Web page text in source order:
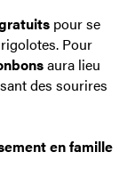
pour se
Pour
aura lieu
des sourires
en famille